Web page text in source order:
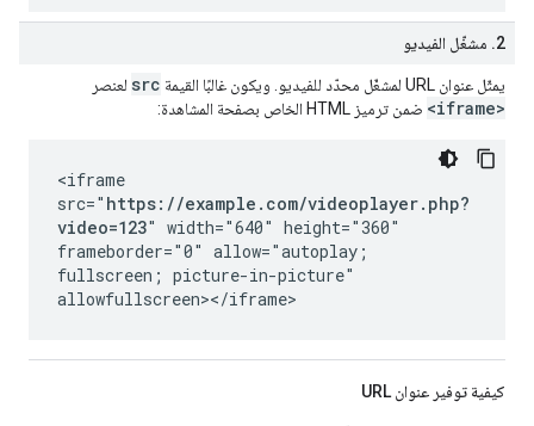
2. مشغّل الفيديو
يمثّل عنوان URL لمشغّل محدّد للفيديو. ويكون غالبًا القيمة src لعنصر
<iframe> ضمن ترميز HTML الخاص بصفحة المشاهدة:
<iframe
src=" https://example.com/videoplayer.php?
video=123" width="640" height="360"
frameborder="0" allow="autoplay;
fullscreen; picture-in-picture"
allowfullscreen></iframe>
كيفية توفير عنوان URL